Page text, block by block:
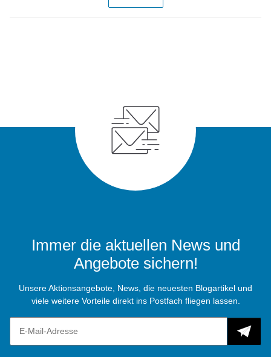
Immer die aktuellen News und
Angebote sichern!
Unsere Aktionsangebote, News, die neuesten Blogartikel und
viele weitere Vorteile direkt ins Postfach fliegen lassen.